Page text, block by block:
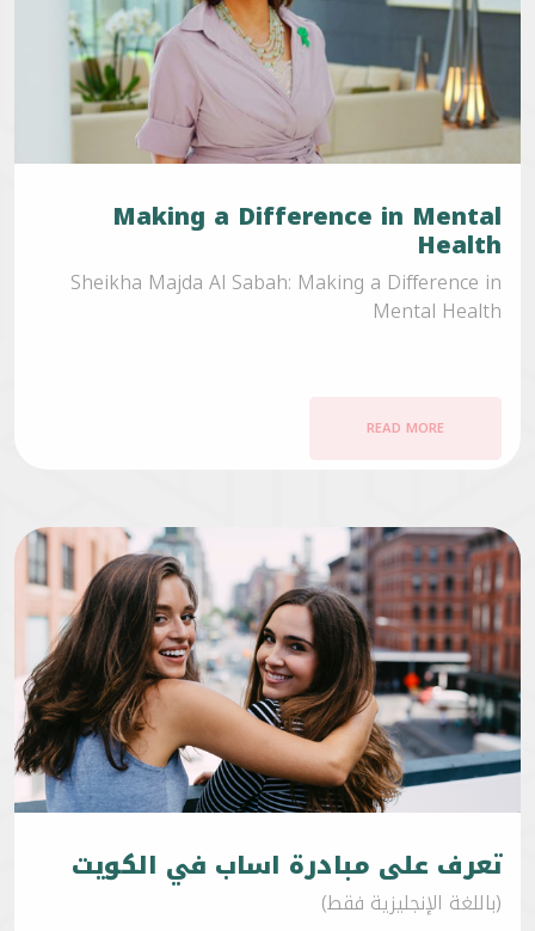
Making a Difference in Mental
Health
Sheikha Majda Al Sabah: Making a Difference in
Mental Health
READ MORE
تعرف على مبادرة اساب في الكويت
(باللغة الإنجليزية فقط)